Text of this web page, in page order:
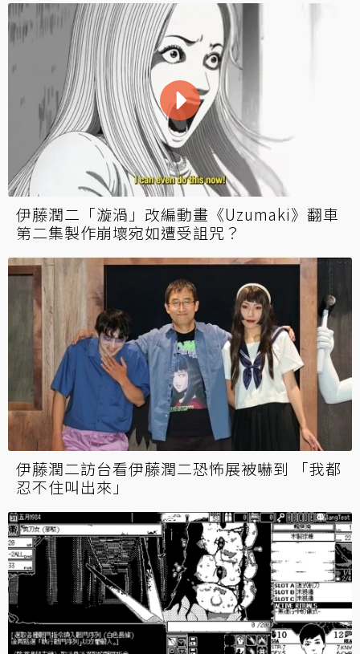
伊藤潤二「漩渦」改編動畫《Uzumaki》翻車
第二集製作崩壞宛如遭受詛咒？
伊藤潤二訪台看伊藤潤二恐怖展被嚇到 「我都
忍不住叫出來」